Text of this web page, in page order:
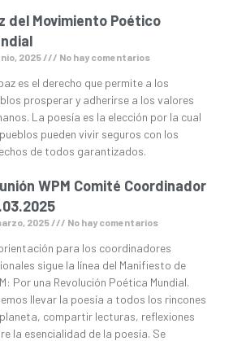
del Movimiento Poético
2025 No hay comentarios
es el derecho que permite a los
prosperar y adherirse a los valores
La poesía es la elección por la cual
pueden vivir seguros con los
de todos garantizados.
WPM Comité Coordinador
2025 No hay comentarios
para los coordinadores
sigue la línea del Manifiesto de
Por una Revolución Poética Mundial.
llevar la poesía a todos los rincones
compartir lecturas, reflexiones
la esencialidad de la poesía. Se